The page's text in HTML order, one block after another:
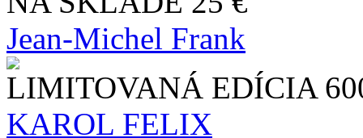
Jean-Michel Frank
LIMITOVANÁ EDÍCIA
KAROL FELIX